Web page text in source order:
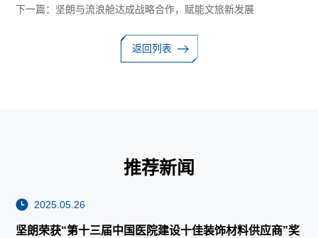
下一篇： 坚朗与流浪舱达成战略合作，赋能文旅新发展
返回列表
推荐新闻
2025.05.26
坚朗荣获“第十三届中国医院建设十佳装饰材料供应商”奖